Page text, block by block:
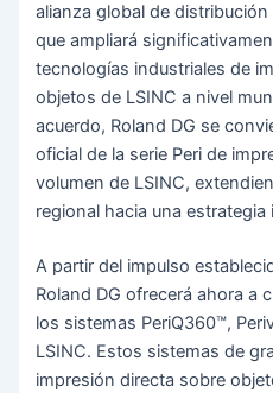
alianza global de
que ampliará
tecnologías industriales de
objetos de LSINC a nivel
acuerdo, Roland DG se
oficial de la serie Peri de
volumen de LSINC,
regional hacia una
A partir del impulso
Roland DG ofrecerá ahora a
los sistemas PeriQ360™,
LSINC. Estos sistemas de
impresión directa sobre